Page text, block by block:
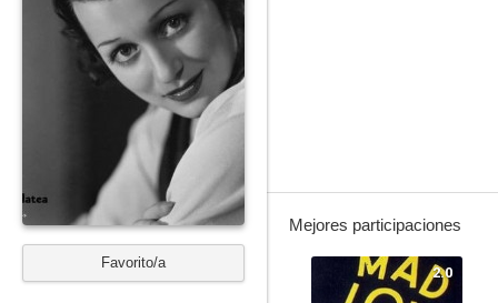
Favorito/a
Mejores participaciones
2.0